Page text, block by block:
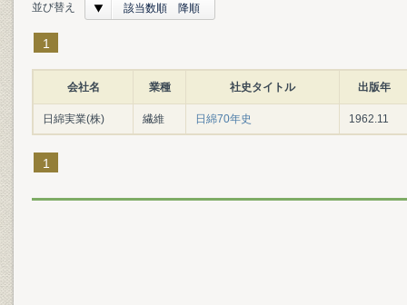
並び替え 該当数順 降順
1
会社名 業種 社史タイトル 出版年
日綿実業(株) 繊維 日綿70年史 1962.11
1